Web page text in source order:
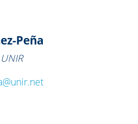
Peña
UNIR